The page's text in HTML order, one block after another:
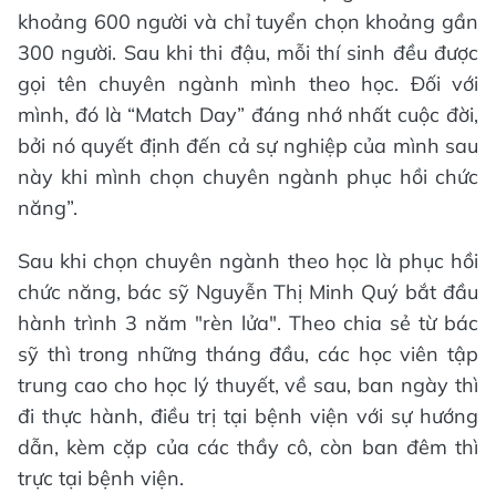
khoảng 600 người và chỉ tuyển chọn khoảng gần
300 người. Sau khi thi đậu, mỗi thí sinh đều được
gọi tên chuyên ngành mình theo học. Đối với
mình, đó là “Match Day” đáng nhớ nhất cuộc đời,
bởi nó quyết định đến cả sự nghiệp của mình sau
này khi mình chọn chuyên ngành phục hồi chức
năng”.
Sau khi chọn chuyên ngành theo học là phục hồi
chức năng, bác sỹ Nguyễn Thị Minh Quý bắt đầu
hành trình 3 năm "rèn lửa". Theo chia sẻ từ bác
sỹ thì trong những tháng đầu, các học viên tập
trung cao cho học lý thuyết, về sau, ban ngày thì
đi thực hành, điều trị tại bệnh viện với sự hướng
dẫn, kèm cặp của các thầy cô, còn ban đêm thì
trực tại bệnh viện.